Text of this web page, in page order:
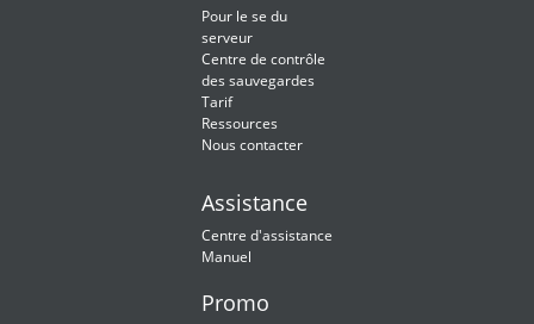
Pour le se du
serveur
Centre de contrôle
des sauvegardes
Tarif
Ressources
Nous contacter
Assistance
Centre d'assistance
Manuel
Promo